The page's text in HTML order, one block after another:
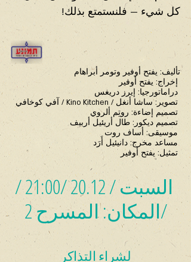
كل شيء — فلنستمتع بذلك!
تأليف: يفتح أوفير وتومر أبراهام
مساعد مخرج: دانيئيل أَرَد
/المكان: المسرح 2